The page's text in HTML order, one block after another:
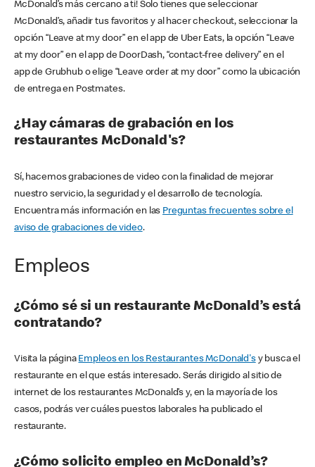
McDonald’s más cercano a ti! Solo tienes que seleccionar
McDonald’s, añadir tus favoritos y al hacer checkout, seleccionar la
opción “Leave at my door” en el app de Uber Eats, la opción “Leave
at my door” en el app de DoorDash, “contact-free delivery” en el
app de Grubhub o elige “Leave order at my door” como la ubicación
de entrega en Postmates.
¿Hay cámaras de grabación en los
restaurantes McDonald's?
Sí, hacemos grabaciones de video con la finalidad de mejorar
nuestro servicio, la seguridad y el desarrollo de tecnología.
Encuentra más información en las Preguntas frecuentes sobre el
aviso de grabaciones de video.
Empleos
¿Cómo sé si un restaurante McDonald’s está
contratando?
Visita la página Empleos en los Restaurantes McDonald'sy busca el
restaurante en el que estás interesado. Serás dirigido al sitio de
internet de los restaurantes McDonald’s y, en la mayoría de los
casos, podrás ver cuáles puestos laborales ha publicado el
restaurante.
¿Cómo solicito empleo en McDonald’s?